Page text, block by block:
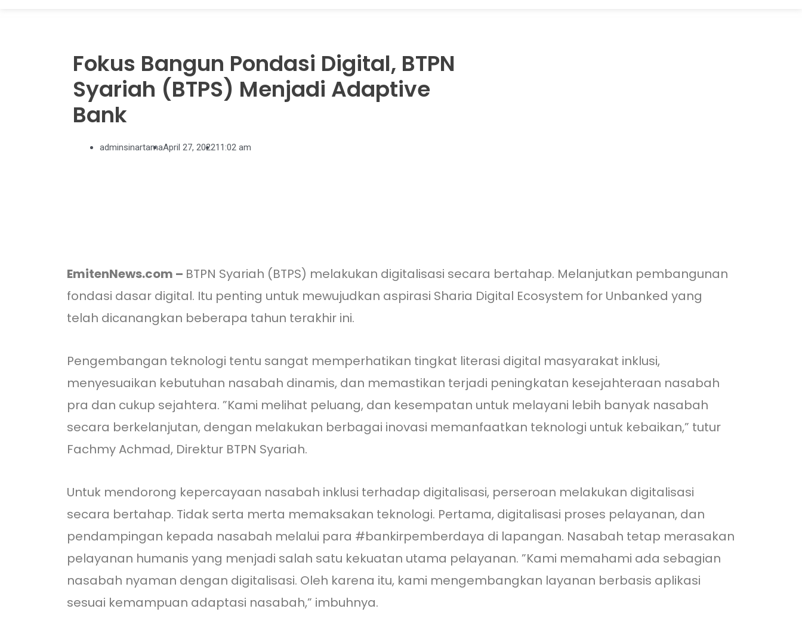
Fokus Bangun Pondasi Digital, BTPN
Syariah (BTPS) Menjadi Adaptive
Bank
adminsinartamaApril 27, 202211:02 am
EmitenNews.com – BTPN Syariah (BTPS) melakukan digitalisasi secara bertahap. Melanjutkan pembangunan
fondasi dasar digital. Itu penting untuk mewujudkan aspirasi Sharia Digital Ecosystem for Unbanked yang
telah dicanangkan beberapa tahun terakhir ini.
Pengembangan teknologi tentu sangat memperhatikan tingkat literasi digital masyarakat inklusi,
menyesuaikan kebutuhan nasabah dinamis, dan memastikan terjadi peningkatan kesejahteraan nasabah
pra dan cukup sejahtera. ”Kami melihat peluang, dan kesempatan untuk melayani lebih banyak nasabah
secara berkelanjutan, dengan melakukan berbagai inovasi memanfaatkan teknologi untuk kebaikan,” tutur
Fachmy Achmad, Direktur BTPN Syariah.
Untuk mendorong kepercayaan nasabah inklusi terhadap digitalisasi, perseroan melakukan digitalisasi
secara bertahap. Tidak serta merta memaksakan teknologi. Pertama, digitalisasi proses pelayanan, dan
pendampingan kepada nasabah melalui para #bankirpemberdaya di lapangan. Nasabah tetap merasakan
pelayanan humanis yang menjadi salah satu kekuatan utama pelayanan. ”Kami memahami ada sebagian
nasabah nyaman dengan digitalisasi. Oleh karena itu, kami mengembangkan layanan berbasis aplikasi
sesuai kemampuan adaptasi nasabah,” imbuhnya.